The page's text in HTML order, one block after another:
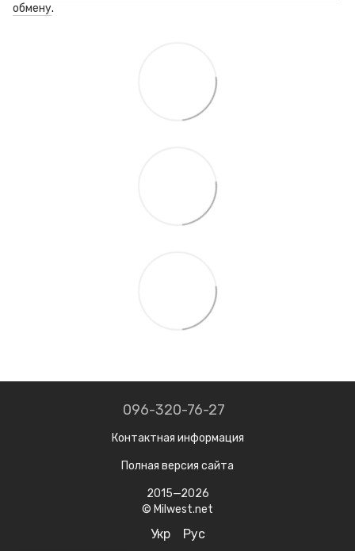
обмену.
096-320-76-27
Контактная информация
Полная версия сайта
2015—2026
© Milwest.net
Укр Рус